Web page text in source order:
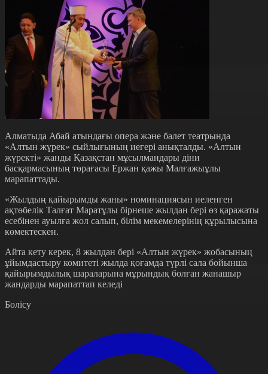
Алматыда Абай атындағы опера және балет театрында
«Алтын жүрек» сыйлығының иегері анықталды. «Алтын
жүректі» жанды Қазақстан мұсылмандары діни
басқармасының төрағасы Ержан қажы Малғажыұлы
марапаттады.
«Жылдың қайырымды жаны» номинациясын иеленген
ақтөбелік Талғат Маратұлы бірнеше жылдан бері өз қаражаты
есебінен ауылға жол салып, білім мекемелерінің құрылысына
көмектескен.
Айта кету керек, 8 жылдан бері «Алтын жүрек» жобасының
ұйымдастыру комитеті жылда қоғамда түрлі сала бойынша
қайырымдылық шараларына мұрындық болған жанашыр
жандарды марапаттап келеді
Бөлісу